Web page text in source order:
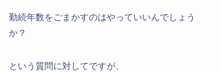
勤続年数をごまかすのはやっていいんでしょう
か？
という質問に対してですが、